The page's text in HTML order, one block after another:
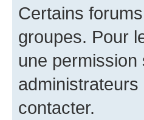
Certains
groupes. Pour
une
contacter.